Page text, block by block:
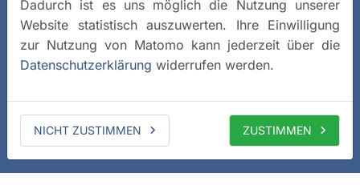
Dadurch ist es uns möglich die Nutzung unserer
Website statistisch auszuwerten. Ihre Einwilligung
zur Nutzung von Matomo kann jederzeit über die
Datenschutzerklärung widerrufen werden.
NICHT ZUSTIMMEN ZUSTIMMEN